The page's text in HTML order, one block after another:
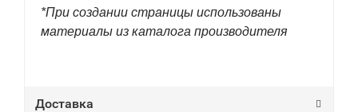
*При создании страницы использованы
материалы из каталога производителя
Доставка